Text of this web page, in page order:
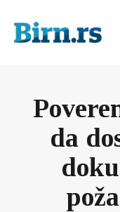
da